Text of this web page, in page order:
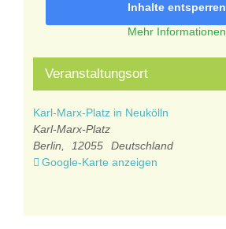
Veranstaltungsort
Karl-Marx-Platz in Neukölln
Karl-Marx-Platz
Berlin
12055
Deutschland
Google-Karte anzeigen
Inhalte entsperren
Mehr Informationen